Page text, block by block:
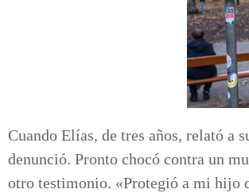
Cuando Elías, de tres años, relató a
denunció. Pronto chocó contra un
otro testimonio. «Protegió a mi hijo